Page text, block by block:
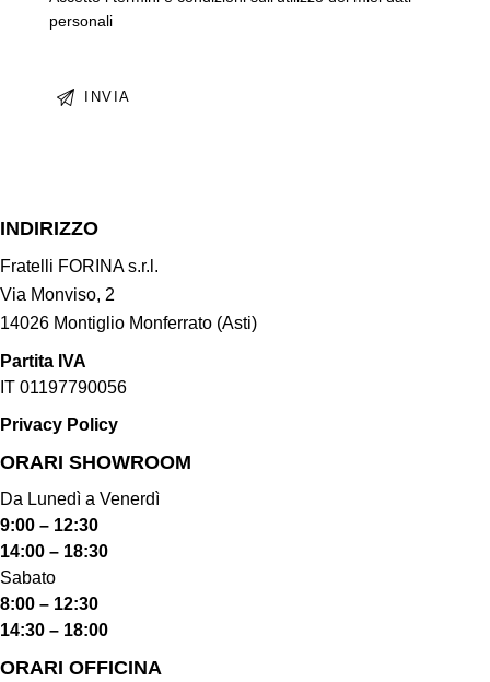
personali
INDIRIZZO
Fratelli FORINA s.r.l.
Via Monviso, 2
14026 Montiglio Monferrato (Asti)
Partita IVA
IT 01197790056
Privacy Policy
ORARI SHOWROOM​
Da Lunedì a Venerdì
9:00 – 12:30
14:00 – 18:30
Sabato
8:00 – 12:30
14:30 – 18:00
ORARI OFFICINA